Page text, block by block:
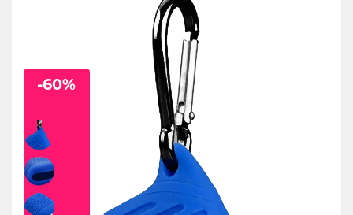
-60%